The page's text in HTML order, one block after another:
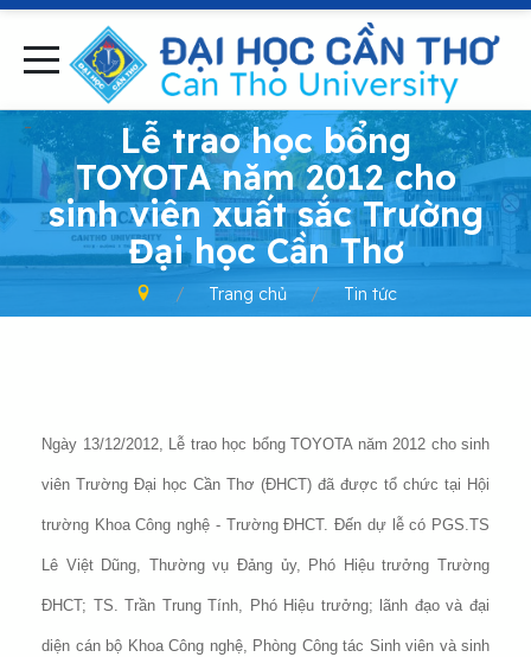
-
Lễ trao học bổng
TOYOTA năm 2012 cho
sinh viên xuất sắc Trường
Đại học Cần Thơ
Trang chủ Tin tức
Ngày 13/12/2012, Lễ trao học bổng TOYOTA năm 2012 cho sinh
viên Trường Đại học Cần Thơ (ĐHCT) đã được tổ chức tại Hội
trường Khoa Công nghệ - Trường ĐHCT. Đến dự lễ có PGS.TS
Lê Việt Dũng, Thường vụ Đảng ủy, Phó Hiệu trưởng Trường
ĐHCT; TS. Trần Trung Tính, Phó Hiệu trưởng; lãnh đạo và đại
diện cán bộ Khoa Công nghệ, Phòng Công tác Sinh viên và sinh